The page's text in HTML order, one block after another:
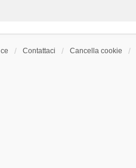
Contattaci Cancella cookie